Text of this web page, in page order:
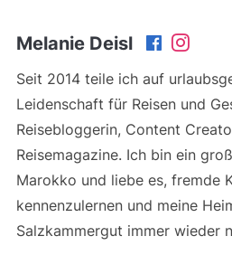
Melanie Deisl
Seit 2014 teile ich auf
Leidenschaft für Reisen und
Reisebloggerin, Content
Reisemagazine. Ich bin ein
Marokko und liebe es, fremde
kennenzulernen und meine
Salzkammergut immer wieder